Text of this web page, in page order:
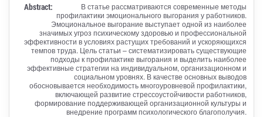
Abstract:
В статье рассматриваются современные методы
профилактики эмоционального выгорания у работников.
Эмоциональное выгорание выступает одной из наиболее
значимых угроз психическому здоровью и профессиональной
эффективности в условиях растущих требований и ускоряющихся
темпов труда. Цель статьи – систематизировать существующие
подходы к профилактике выгорания и выделить наиболее
эффективные стратегии на индивидуальном, организационном и
социальном уровнях. В качестве основных выводов
обосновывается необходимость многоуровневой профилактики,
включающей развитие стрессоустойчивости работников,
формирование поддерживающей организационной культуры и
внедрение программ психологического благополучия.